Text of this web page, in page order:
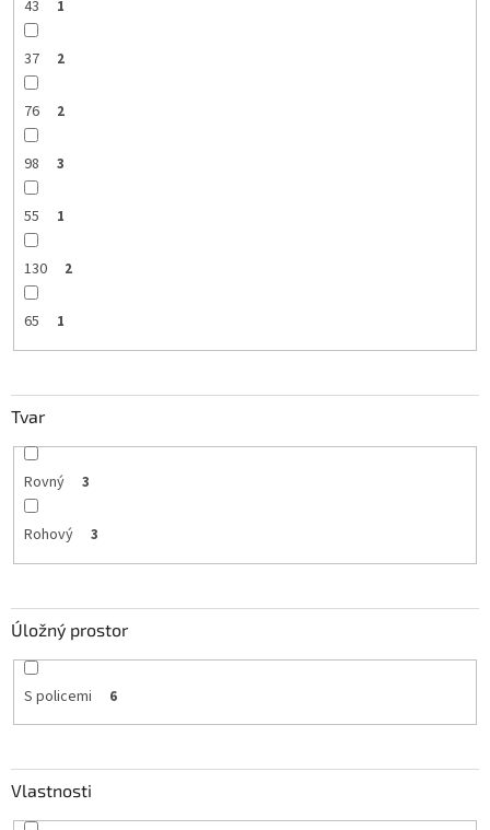
43 1
37 2
76 2
98 3
55 1
130 2
65 1
Tvar
Rovný 3
Rohový 3
Úložný prostor
S policemi 6
Vlastnosti